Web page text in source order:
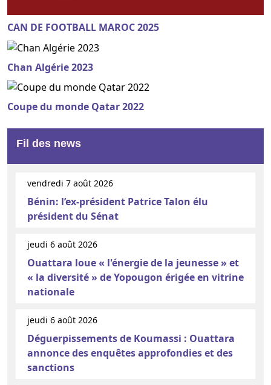
CAN DE FOOTBALL MAROC 2025
Chan Algérie 2023
Coupe du monde Qatar 2022
Fil des news
vendredi 7 août 2026
Bénin: l’ex-président Patrice Talon élu
président du Sénat
jeudi 6 août 2026
Ouattara loue « l'énergie de la jeunesse » et
« la diversité » de Yopougon érigée en vitrine
nationale
jeudi 6 août 2026
Déguerpissements de Koumassi : Ouattara
annonce des enquêtes approfondies et des
sanctions